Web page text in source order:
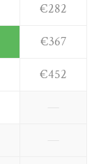
€282
€367
€452